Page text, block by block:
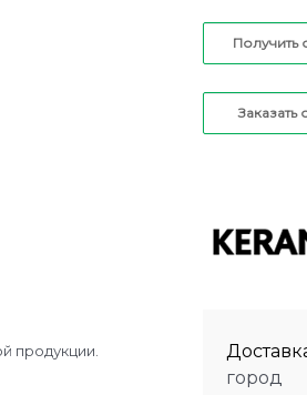
продукции.
Получить
город